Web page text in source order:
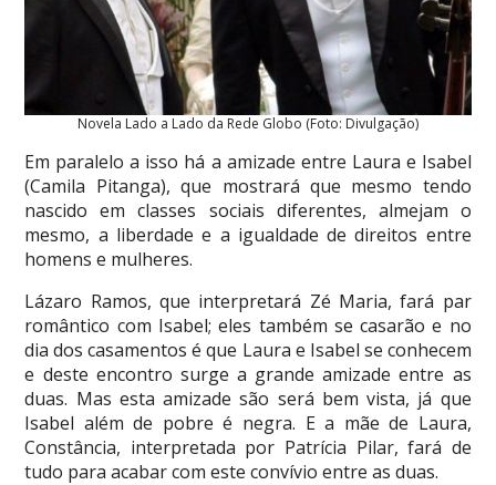
Novela Lado a Lado da Rede Globo (Foto: Divulgação)
Em paralelo a isso há a amizade entre Laura e Isabel
(Camila Pitanga), que mostrará que mesmo tendo
nascido em classes sociais diferentes, almejam o
mesmo, a liberdade e a igualdade de direitos entre
homens e mulheres.
Lázaro Ramos, que interpretará Zé Maria, fará par
romântico com Isabel; eles também se casarão e no
dia dos casamentos é que Laura e Isabel se conhecem
e deste encontro surge a grande amizade entre as
duas. Mas esta amizade são será bem vista, já que
Isabel além de pobre é negra. E a mãe de Laura,
Constância, interpretada por Patrícia Pilar, fará de
tudo para acabar com este convívio entre as duas.